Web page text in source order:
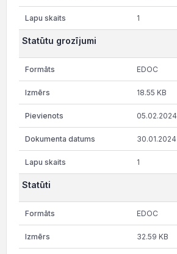
1
Statūtu grozījumi
EDOC
18.55 KB
05.02.2024
30.01.2024
1
Statūti
EDOC
32.59 KB